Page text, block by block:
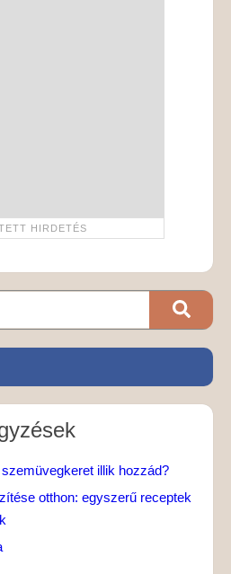
illik hozzád?
otthon: egyszerű receptek